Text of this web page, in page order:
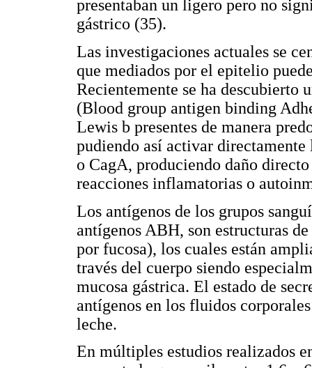
presentaban un ligero pero no
gástrico (35).
Las investigaciones actuales se
que mediados por el epitelio
Recientemente se ha descubierto
(Blood group antigen binding
Lewis b presentes de manera
pudiendo así activar directamente
o CagA, produciendo daño
reacciones inflamatorias o
Los antígenos de los grupos
antígenos ABH, son estructuras
por fucosa), los cuales están
través del cuerpo siendo
mucosa gástrica. El estado de
antígenos en los fluidos
leche.
En múltiples estudios realizados